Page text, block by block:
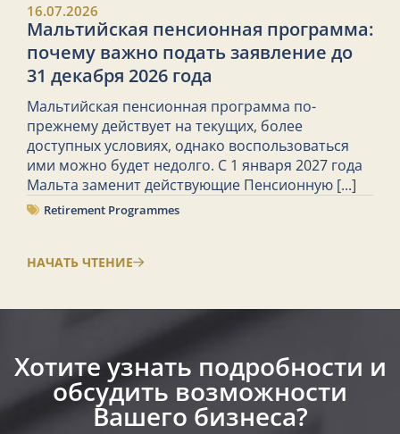
16.07.2026
Мальтийская пенсионная программа:
почему важно подать заявление до
31 декабря 2026 года
Мальтийская пенсионная программа по-
прежнему действует на текущих, более
доступных условиях, однако воспользоваться
ими можно будет недолго. С 1 января 2027 года
Мальта заменит действующие Пенсионную [...]
Retirement Programmes
НАЧАТЬ ЧТЕНИЕ
Хотите узнать подробности и
обсудить возможности
Вашего бизнеса?​